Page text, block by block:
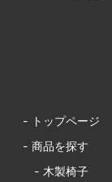
- トップページ
- 商品を探す
- 木製椅子